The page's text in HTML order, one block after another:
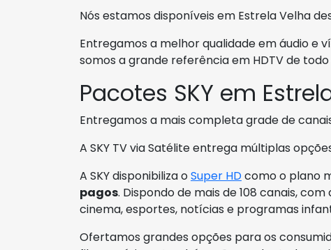
Nós estamos disponíveis em Estrela Velha
Entregamos a melhor qualidade em áudio e
somos a grande referência em HDTV de todo
Pacotes SKY em
Entregamos a mais completa grade de
A SKY TV via Satélite entrega múltiplas
A SKY disponibiliza oSuper HDcomo o plano
pagos. Dispondo de mais de 108 canais,
cinema, esportes, notícias e programas
Ofertamos grandes opções para os